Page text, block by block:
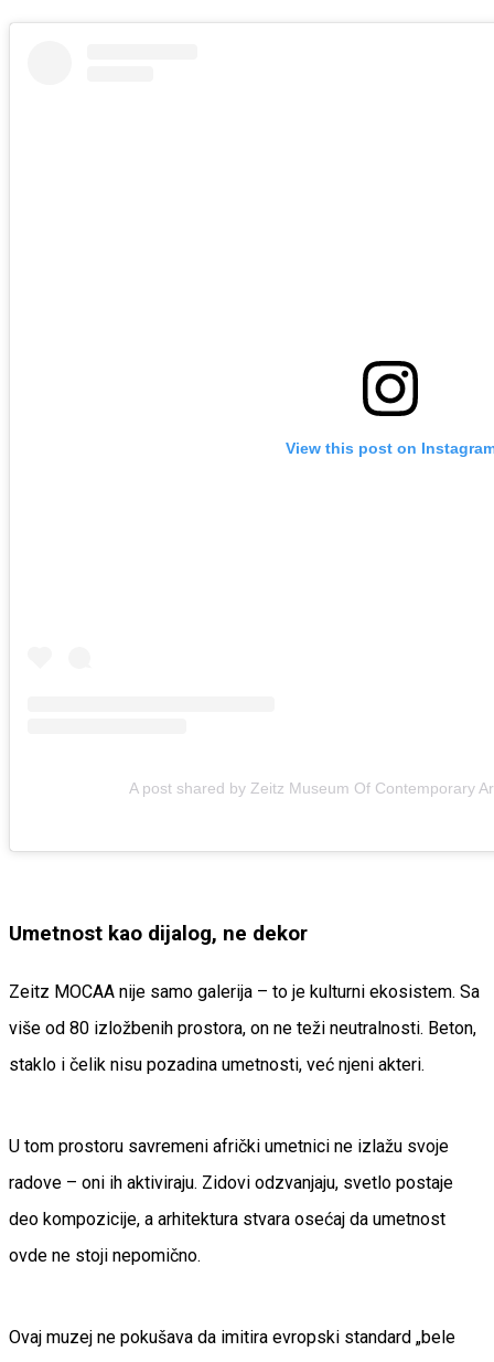
View this post on
A post shared by Zeitz Museum Of Contemporary
Umetnost kao dijalog, ne dekor
Zeitz MOCAA nije samo galerija – to je kulturni ekosistem. Sa
više od 80 izložbenih prostora, on ne teži neutralnosti. Beton,
staklo i čelik nisu pozadina umetnosti, već njeni akteri.
U tom prostoru savremeni afrički umetnici ne izlažu svoje
radove – oni ih aktiviraju. Zidovi odzvanjaju, svetlo postaje
deo kompozicije, a arhitektura stvara osećaj da umetnost
ovde ne stoji nepomično.
Ovaj muzej ne pokušava da imitira evropski standard „bele